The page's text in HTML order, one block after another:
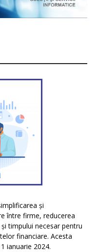
și
între firme, reducerea
timpului necesar pentru
financiare. Acesta
ianuarie 2024.